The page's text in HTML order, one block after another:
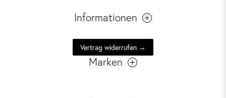
Informationen
Vertrag widerrufen →
Marken